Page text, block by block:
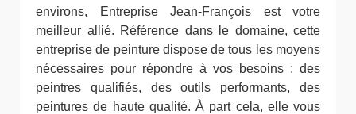
environs, Entreprise Jean-François est votre
meilleur allié. Référence dans le domaine, cette
entreprise de peinture dispose de tous les moyens
nécessaires pour répondre à vos besoins : des
peintres qualifiés, des outils performants, des
peintures de haute qualité. À part cela, elle vous